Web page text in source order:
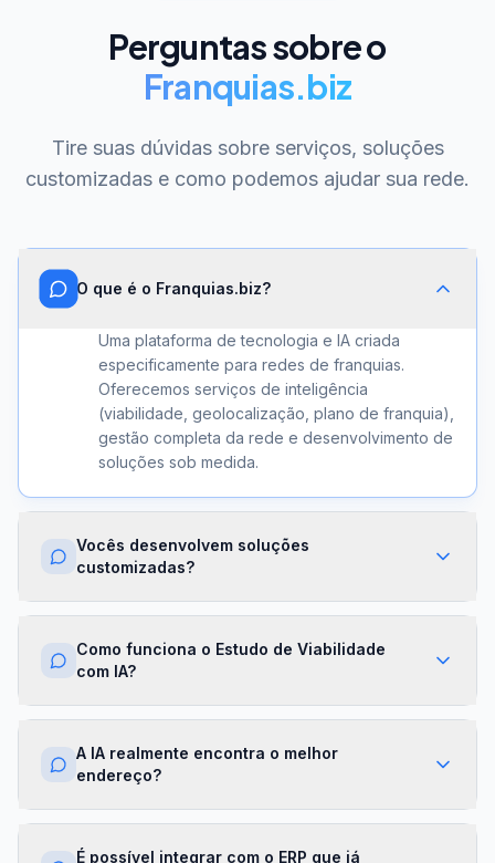
Perguntas sobre o
Franquias.biz
Tire suas dúvidas sobre serviços, soluções
customizadas e como podemos ajudar sua rede.
O que é o Franquias.biz?
Uma plataforma de tecnologia e IA criada
especificamente para redes de franquias.
Oferecemos serviços de inteligência
(viabilidade, geolocalização, plano de franquia),
gestão completa da rede e desenvolvimento de
soluções sob medida.
Vocês desenvolvem soluções
customizadas?
Sim. Além dos módulos prontos, criamos
algoritmos proprietários e APIs sob demanda.
sua franqueadora.
Como funciona o Estudo de Viabilidade
com IA?
Nossa IA cruza dados de mercado,
financeiras para gerar um score de viabilidade
por região. Você recebe um relatório completo
com recomendações em minutos.
A IA realmente encontra o melhor
endereço?
Sim. O módulo de Geolocalização cruza fluxo
É possível integrar com o ERP que já